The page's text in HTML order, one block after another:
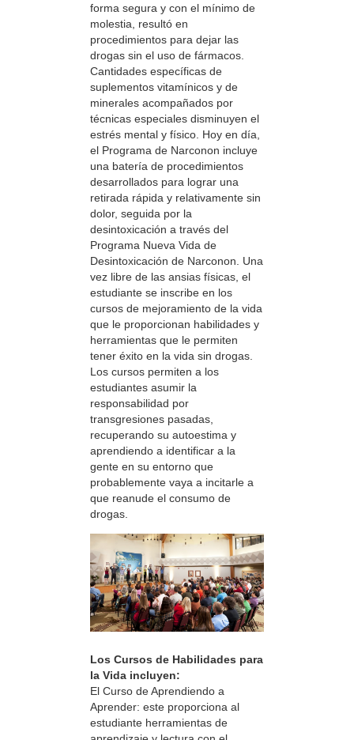
forma segura y con el mínimo de
molestia, resultó en
procedimientos para dejar las
drogas sin el uso de fármacos.
Cantidades específicas de
suplementos vitamínicos y de
minerales acompañados por
técnicas especiales disminuyen el
estrés mental y físico. Hoy en día,
el Programa de Narconon incluye
una batería de procedimientos
desarrollados para lograr una
retirada rápida y relativamente sin
dolor, seguida por la
desintoxicación a través del
Programa Nueva Vida de
Desintoxicación de Narconon. Una
vez libre de las ansias físicas, el
estudiante se inscribe en los
cursos de mejoramiento de la vida
que le proporcionan habilidades y
herramientas que le permiten
tener éxito en la vida sin drogas.
Los cursos permiten a los
estudiantes asumir la
responsabilidad por
transgresiones pasadas,
recuperando su autoestima y
aprendiendo a identificar a la
gente en su entorno que
probablemente vaya a incitarle a
que reanude el consumo de
drogas.
Los Cursos de Habilidades para
la Vida incluyen:
El Curso de Aprendiendo a
Aprender: este proporciona al
estudiante herramientas de